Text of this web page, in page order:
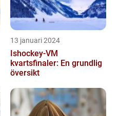
13 januari 2024
Ishockey-VM
kvartsfinaler: En grundlig
översikt